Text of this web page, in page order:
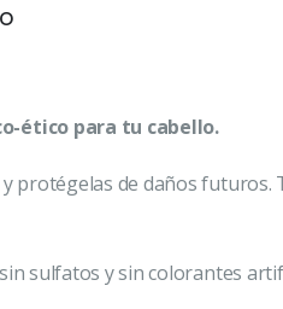
ético para tu cabello.
protégelas de daños
sulfatos y sin colorantes